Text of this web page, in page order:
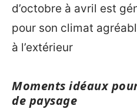
d’octobre à avril est
pour son climat
à l’extérieur
Moments idéaux
de paysage